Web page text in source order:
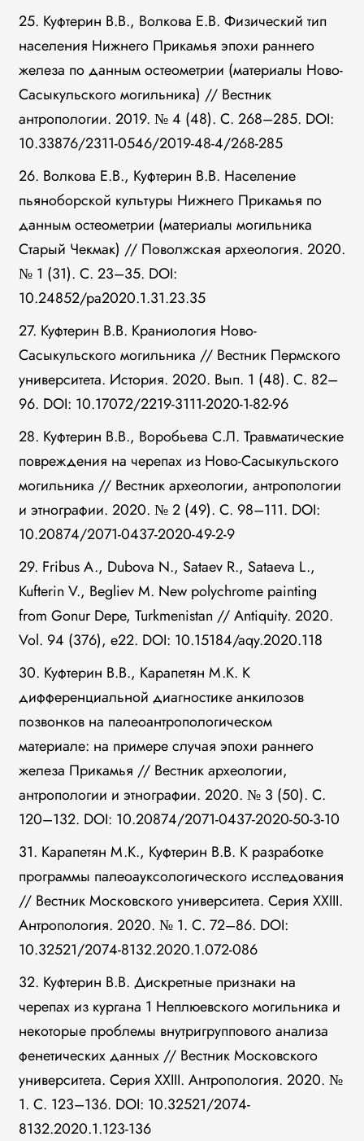
25. Куфтерин В.В., Волкова Е.В. Физический тип
населения Нижнего Прикамья эпохи раннего
железа по данным остеометрии (материалы Ново-
Сасыкульского могильника) // Вестник
антропологии. 2019. № 4 (48). С. 268–285. DOI:
10.33876/2311-0546/2019-48-4/268-285
26. Волкова Е.В., Куфтерин В.В. Население
пьяноборской культуры Нижнего Прикамья по
данным остеометрии (материалы могильника
Старый Чекмак) // Поволжская археология. 2020.
№ 1 (31). С. 23–35. DOI:
10.24852/pa2020.1.31.23.35
27. Куфтерин В.В. Краниология Ново-
Сасыкульского могильника // Вестник Пермского
университета. История. 2020. Вып. 1 (48). С. 82–
96. DOI: 10.17072/2219-3111-2020-1-82-96
28. Куфтерин В.В., Воробьева С.Л. Травматические
повреждения на черепах из Ново-Сасыкульского
могильника // Вестник археологии, антропологии
и этнографии. 2020. № 2 (49). С. 98–111. DOI:
10.20874/2071-0437-2020-49-2-9
29. Fribus A., Dubova N., Sataev R., Sataeva L.,
Kufterin V., Begliev M. New polychrome painting
from Gonur Depe, Turkmenistan // Antiquity. 2020.
Vol. 94 (376), e22. DOI: 10.15184/aqy.2020.118
30. Куфтерин В.В., Карапетян М.К. К
дифференциальной диагностике анкилозов
позвонков на палеоантропологическом
материале: на примере случая эпохи раннего
железа Прикамья // Вестник археологии,
антропологии и этнографии. 2020. № 3 (50). С.
120–132. DOI: 10.20874/2071-0437-2020-50-3-10
31. Карапетян М.К., Куфтерин В.В. К разработке
программы палеоауксологического исследования
// Вестник Московского университета. Серия XXIII.
Антропология. 2020. № 1. С. 72–86. DOI:
10.32521/2074-8132.2020.1.072-086
32. Куфтерин В.В. Дискретные признаки на
черепах из кургана 1 Неплюевского могильника и
некоторые проблемы внутригруппового анализа
фенетических данных // Вестник Московского
университета. Серия XXIII. Антропология. 2020. №
1. С. 123–136. DOI: 10.32521/2074-
8132.2020.1.123-136